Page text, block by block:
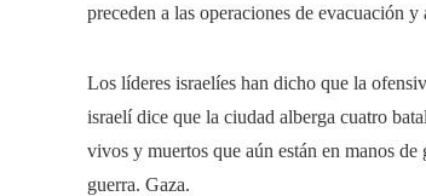
preceden a las operaciones de evacuación
Los líderes israelíes han dicho que la
israelí dice que la ciudad alberga cuatro
vivos y muertos que aún están en manos
guerra. Gaza.